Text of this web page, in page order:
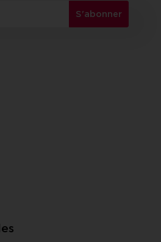
S'abonner